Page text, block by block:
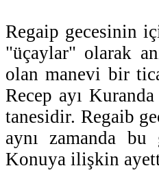
Regaip gecesinin
"üçaylar" olarak
olan manevi bir
Recep ayı
tanesidir. Regaib
aynı zamanda
Konuya ilişkin